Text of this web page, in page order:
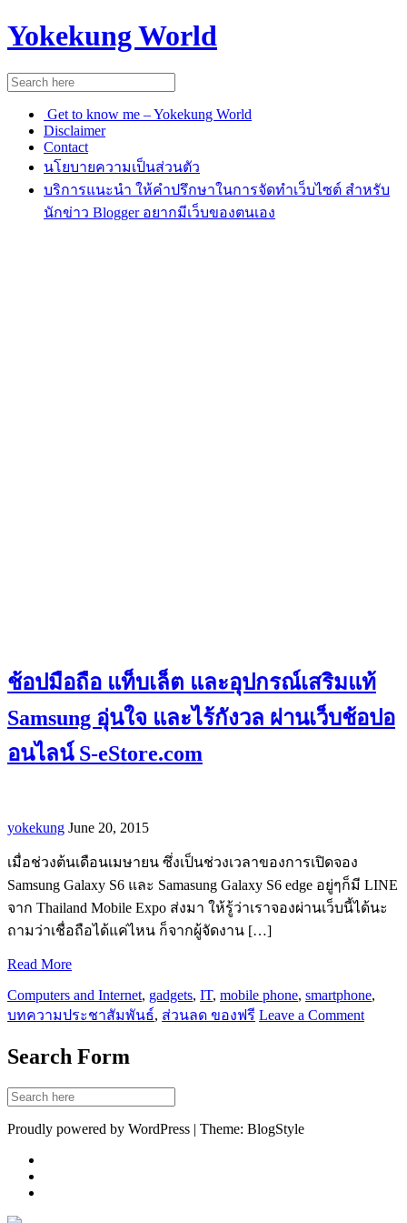
Yokekung World
Get to know me – Yokekung World
Disclaimer
Contact
นโยบายความเป็นส่วนตัว
บริการแนะนำ ให้คำปรึกษาในการจัดทำเว็บไซต์ สำหรับ
นักข่าว Blogger อยากมีเว็บของตนเอง
ช้อปมือถือ แท็บเล็ต และอุปกรณ์เสริมแท้
Samsung อุ่นใจ และไร้กังวล ผ่านเว็บช้อปอ
อนไลน์ S-eStore.com
yokekung June 20, 2015
เมื่อช่วงต้นเดือนเมษายน ซึ่งเป็นช่วงเวลาของการเปิดจอง
Samsung Galaxy S6 และ Samasung Galaxy S6 edge อยู่ๆก็มี LINE
จาก Thailand Mobile Expo ส่งมา ให้รู้ว่าเราจองผ่านเว็บนี้ได้นะ
ถามว่าเชื่อถือได้แค่ไหน ก็จากผู้จัดงาน […]
Read More
Computers and Internet, gadgets, IT, mobile phone, smartphone,
บทความประชาสัมพันธ์, ส่วนลด ของฟรี Leave a Comment
Search Form
Proudly powered by WordPress | Theme: BlogStyle